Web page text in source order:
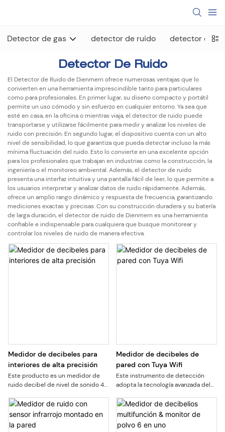
Detector de gas detector de ruido detector de
Detector De Ruido
El Detector de Ruido de Dienmern ofrece numerosas ventajas que lo
convierten en una herramienta imprescindible tanto para particulares
como para profesionales. En primer lugar, su diseño compacto y portátil
permite un uso cómodo y sin esfuerzo en cualquier entorno. Ya sea que
esté en casa, en la oficina o mientras viaja, el detector de ruido puede
transportarse y utilizarse fácilmente para medir y analizar los niveles de
ruido con precisión. En segundo lugar, el dispositivo cuenta con un alto
nivel de sensibilidad, lo que garantiza que pueda detectar incluso la más
mínima fluctuación del ruido. Esto lo convierte en una excelente opción
para los profesionales que trabajan en industrias como la construcción, la
ingeniería o el monitoreo ambiental. Además, el detector de ruido
presenta una interfaz intuitiva y una pantalla fácil de leer, lo que permite a
los usuarios interpretar y analizar datos de ruido rápidamente. Además,
ofrece un amplio rango dinámico y respuesta de frecuencia, garantizando
mediciones exactas y precisas. Con su construcción duradera y su batería
de larga duración, el detector de ruido de Dienmern es una herramienta
confiable e indispensable para cualquiera que busque monitorear y
controlar los niveles de ruido de manera efectiva.
Medidor de decibeles para
interiores de alta precisión
Este producto es un medidor de
ruido decibel de nivel de sonido 4
avanzados y tecnología de
medición precisa, ruido de
visualización en tiempo real,
temperatura y humedad en su
Medidor de decibeles de
pared con Tuya Wifi
Este instrumento de detección
adopta la tecnología avanzada del
precisión la concentración de
dióxido de carbono en el aire y el
nivel de ruido ambiental.